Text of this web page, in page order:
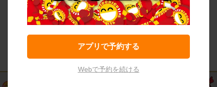
アプリで予約する
Webで予約を続ける